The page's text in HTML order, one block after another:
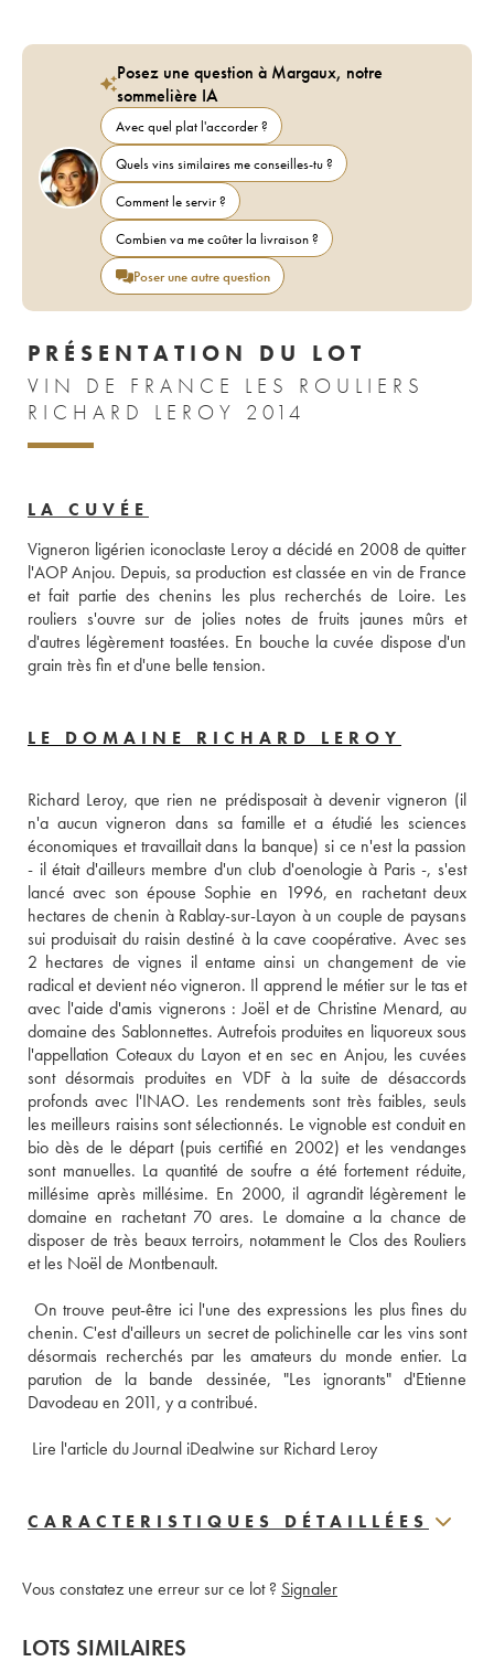
Posez une question à Margaux, notre
sommelière IA
Avec quel plat l'accorder ?
Quels vins similaires me conseilles-tu ?
Comment le servir ?
Combien va me coûter la livraison ?
Poser une autre question
PRÉSENTATION DU LOT
VIN DE FRANCE LES ROULIERS
RICHARD LEROY 2014
LA CUVÉE
Vigneron ligérien iconoclaste Leroy a décidé en 2008 de quitter
l'AOP Anjou. Depuis, sa production est classée en vin de France
et fait partie des chenins les plus recherchés de Loire. Les
rouliers s'ouvre sur de jolies notes de fruits jaunes mûrs et
d'autres légèrement toastées. En bouche la cuvée dispose d'un
grain très fin et d'une belle tension.
LE DOMAINE RICHARD LEROY
Richard Leroy, que rien ne prédisposait à devenir vigneron (il
n'a aucun vigneron dans sa famille et a étudié les sciences
économiques et travaillait dans la banque) si ce n'est la passion
- il était d'ailleurs membre d'un club d'oenologie à Paris -, s'est
lancé avec son épouse Sophie en 1996, en rachetant deux
hectares de chenin à Rablay-sur-Layon à un couple de paysans
sui produisait du raisin destiné à la cave coopérative. Avec ses
2 hectares de vignes il entame ainsi un changement de vie
radical et devient néo vigneron. Il apprend le métier sur le tas et
avec l'aide d'amis vignerons : Joël et de Christine Menard, au
domaine des Sablonnettes. Autrefois produites en liquoreux sous
l'appellation Coteaux du Layon et en sec en Anjou, les cuvées
sont désormais produites en VDF à la suite de désaccords
profonds avec l'INAO. Les rendements sont très faibles, seuls
les meilleurs raisins sont sélectionnés. Le vignoble est conduit en
bio dès de le départ (puis certifié en 2002) et les vendanges
sont manuelles. La quantité de soufre a été fortement réduite,
millésime après millésime. En 2000, il agrandit légèrement le
domaine en rachetant 70 ares. Le domaine a la chance de
disposer de très beaux terroirs, notamment le Clos des Rouliers
et les Noël de Montbenault.
On trouve peut-être ici l'une des expressions les plus fines du
chenin. C'est d'ailleurs un secret de polichinelle car les vins sont
désormais recherchés par les amateurs du monde entier. La
parution de la bande dessinée, "Les ignorants" d'Etienne
Davodeau en 2011, y a contribué.
Lire l'article du Journal iDealwine sur Richard Leroy
CARACTERISTIQUES DÉTAILLÉES
Vous constatez une erreur sur ce lot ? Signaler
LOTS SIMILAIRES